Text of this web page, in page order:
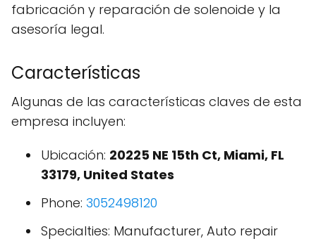
fabricación y reparación de solenoide y la
asesoría legal.
Características
Algunas de las características claves de esta
empresa incluyen:
Ubicación: 20225 NE 15th Ct, Miami, FL
33179, United States
Phone: 3052498120
Specialties: Manufacturer, Auto repair